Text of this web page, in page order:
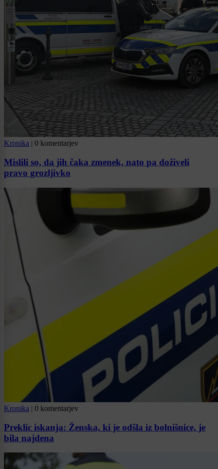
Kronika 0 komentarjev
Mislili so, da jih čaka zmenek, nato pa doživeli
pravo grozljivko
Kronika | 0 komentarjev
Preklic iskanja: Ženska, ki je odšla iz bolnišnice, je
bila najdena